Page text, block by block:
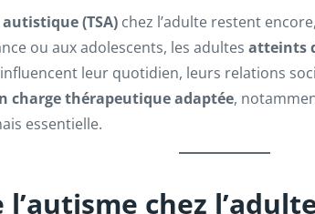
(TSA) chez l’adulte restent
ou aux adolescents, les adultes atteints
leur quotidien, leurs relations
charge thérapeutique adaptée,
essentielle.
chez